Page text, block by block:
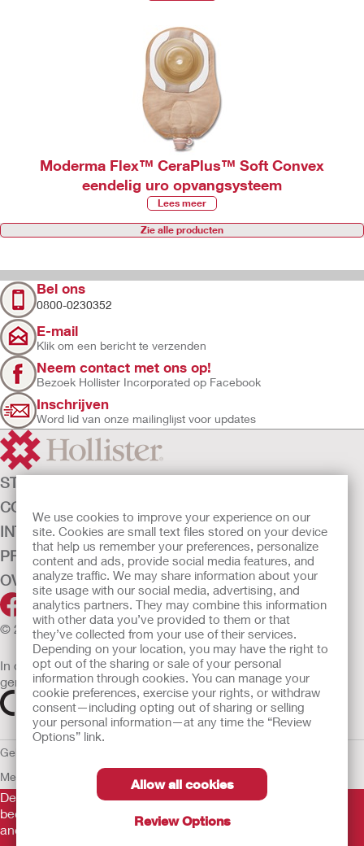
We use cookies to improve your experience on our
site. Cookies are small text files stored on your device
that help us remember your preferences, personalize
content and ads, provide social media features, and
analyze traffic. We may share information about your
site usage with our social media, advertising, and
analytics partners. They may combine this information
with other data you’ve provided to them or that
they’ve collected from your use of their services.
Depending on your location, you may have the right to
opt out of the sharing or sale of your personal
information through cookies. You can manage your
cookie preferences, exercise your rights, or withdraw
consent—including opting out of sharing or selling
your personal information—at any time the “Review
Options” link.
Allow all cookies
Review Options
Moderma Flex™ CeraPlus™ Soft Convex
eendelig uro opvangsysteem
Lees meer
Zie alle producten
Bel ons
0800-0230352
E-mail
Klik om een bericht te verzenden
Neem contact met ons op!
Bezoek Hollister Incorporated op Facebook
Inschrijven
Word lid van onze mailinglijst voor updates
STOMAZORG
CONTINENTIEZORG
INTENSIEVE ZORG
PRODUCTEN
OVER ONS
© 2026 Hollister Incorporated
In de EU verkochte medische hulpmiddelen dienen
gemarkeerd te zijn met een van de volgende symbolen
Gebruiksvoorwaarden
Mededeling aan Klokkenluiders
De verstrekte informatie is geen medisch advies en is niet
bedoeld als vervanging voor het advies van uw eigen arts of
andere zorgverlener.